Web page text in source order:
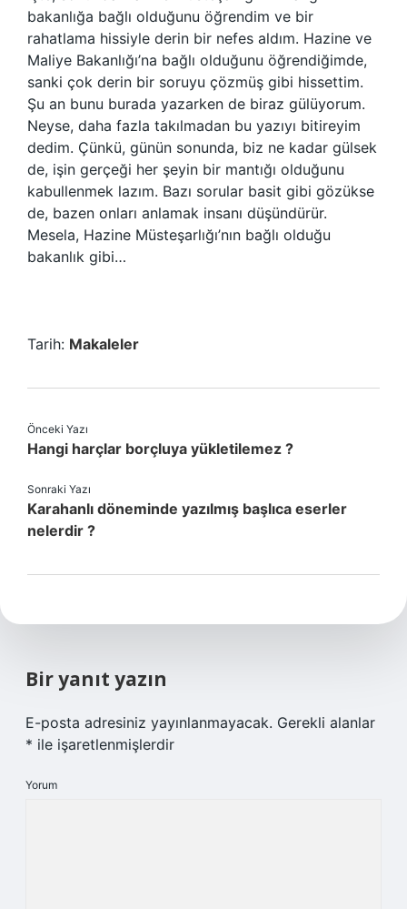
bakanlığa bağlı olduğunu öğrendim ve bir
rahatlama hissiyle derin bir nefes aldım. Hazine ve
Maliye Bakanlığı’na bağlı olduğunu öğrendiğimde,
sanki çok derin bir soruyu çözmüş gibi hissettim.
Şu an bunu burada yazarken de biraz gülüyorum.
Neyse, daha fazla takılmadan bu yazıyı bitireyim
dedim. Çünkü, günün sonunda, biz ne kadar gülsek
de, işin gerçeği her şeyin bir mantığı olduğunu
kabullenmek lazım. Bazı sorular basit gibi gözükse
de, bazen onları anlamak insanı düşündürür.
Mesela, Hazine Müsteşarlığı’nın bağlı olduğu
bakanlık gibi…
Tarih: Makaleler
Önceki Yazı
Hangi harçlar borçluya yükletilemez ?
Sonraki Yazı
Karahanlı döneminde yazılmış başlıca eserler
nelerdir ?
Bir yanıt yazın
E-posta adresiniz yayınlanmayacak. Gerekli alanlar
* ile işaretlenmişlerdir
Yorum